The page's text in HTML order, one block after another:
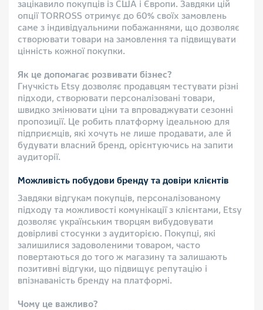
зацікавило покупців із США і Європи. Завдяки цій
опції TORROSS отримує до 60% своїх замовлень
саме з індивідуальними побажаннями, що дозволяє
створювати товари на замовлення та підвищувати
цінність кожної покупки.
Як це допомагає розвивати бізнес?
Гнучкість Etsy дозволяє продавцям тестувати різні
підходи, створювати персоналізовані товари,
швидко змінювати ціни та впроваджувати сезонні
пропозиції. Це робить платформу ідеальною для
підприємців, які хочуть не лише продавати, але й
будувати власний бренд, орієнтуючись на запити
аудиторії.
Можливість побудови бренду та довіри клієнтів
Завдяки відгукам покупців, персоналізованому
підходу та можливості комунікації з клієнтами, Etsy
дозволяє українським творцям вибудовувати
довірливі стосунки з аудиторією. Покупці, які
залишилися задоволеними товаром, часто
повертаються до того ж магазину та залишають
позитивні відгуки, що підвищує репутацію і
впізнаваність бренду на платформі.
Чому це важливо?